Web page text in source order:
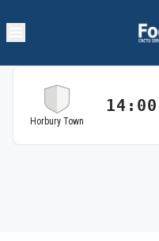
Horbury Town
14:00